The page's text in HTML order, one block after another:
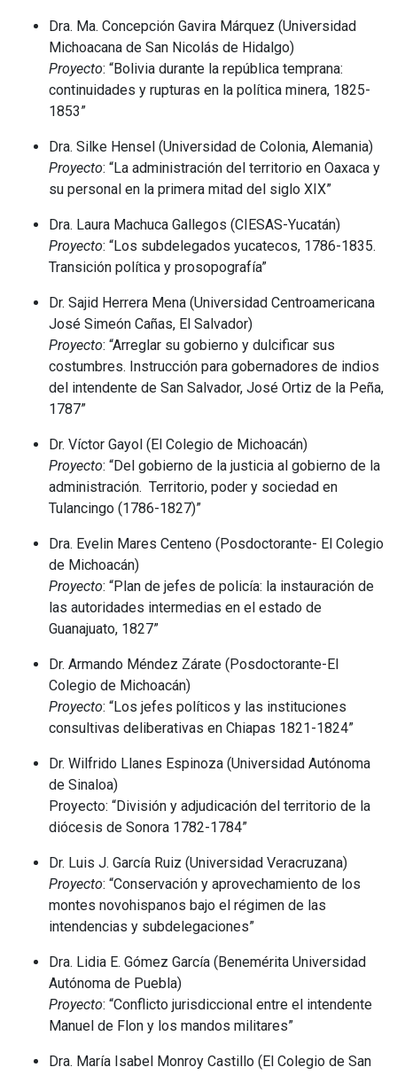
Dra. Ma. Concepción Gavira Márquez (Universidad
Michoacana de San Nicolás de Hidalgo)
Proyecto: “Bolivia durante la república temprana:
continuidades y rupturas en la política minera, 1825-
1853”
Dra. Silke Hensel (Universidad de Colonia, Alemania)
Proyecto: “La administración del territorio en Oaxaca y
su personal en la primera mitad del siglo XIX”
Dra. Laura Machuca Gallegos (CIESAS-Yucatán)
Proyecto: “Los subdelegados yucatecos, 1786-1835.
Transición política y prosopografía”
Dr. Sajid Herrera Mena (Universidad Centroamericana
José Simeón Cañas, El Salvador)
Proyecto: “Arreglar su gobierno y dulcificar sus
costumbres. Instrucción para gobernadores de indios
del intendente de San Salvador, José Ortiz de la Peña,
1787”
Dr. Víctor Gayol (El Colegio de Michoacán)
Proyecto: “Del gobierno de la justicia al gobierno de la
administración. Territorio, poder y sociedad en
Tulancingo (1786-1827)”
Dra. Evelin Mares Centeno (Posdoctorante- El Colegio
de Michoacán)
Proyecto: “Plan de jefes de policía: la instauración de
las autoridades intermedias en el estado de
Guanajuato, 1827”
Dr. Armando Méndez Zárate (Posdoctorante-El
Colegio de Michoacán)
Proyecto: “Los jefes políticos y las instituciones
consultivas deliberativas en Chiapas 1821-1824”
Dr. Wilfrido Llanes Espinoza (Universidad Autónoma
de Sinaloa)
Proyecto: “División y adjudicación del territorio de la
diócesis de Sonora 1782-1784”
Dr. Luis J. García Ruiz (Universidad Veracruzana)
Proyecto: “Conservación y aprovechamiento de los
montes novohispanos bajo el régimen de las
intendencias y subdelegaciones”
Dra. Lidia E. Gómez García (Benemérita Universidad
Autónoma de Puebla)
Proyecto: “Conflicto jurisdiccional entre el intendente
Manuel de Flon y los mandos militares”
Dra. María Isabel Monroy Castillo (El Colegio de San